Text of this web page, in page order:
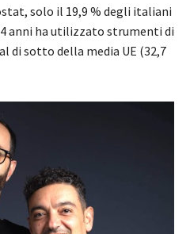
solo il 19,9 % degli italiani
anni ha utilizzato strumenti di
di sotto della media UE (32,7